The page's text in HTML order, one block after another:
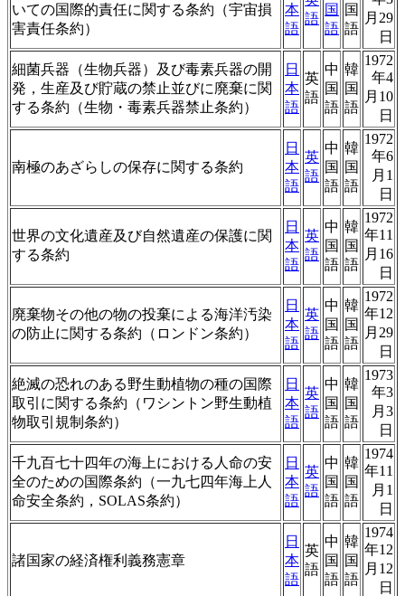
いての国際的責任に関する条約（宇宙損
害責任条約）
本
語
語
国
語
国
語
月29
日
細菌兵器（生物兵器）及び毒素兵器の開
発，生産及び貯蔵の禁止並びに廃棄に関
する条約（生物・毒素兵器禁止条約）
日
本
語
英
語
中
国
語
韓
国
語
1972
年4
月10
日
南極のあざらしの保存に関する条約
日
本
語
英
語
中
国
語
韓
国
語
1972
年6
月1
日
世界の文化遺産及び自然遺産の保護に関
する条約
日
本
語
英
語
中
国
語
韓
国
語
1972
年11
月16
日
廃棄物その他の物の投棄による海洋汚染
の防止に関する条約（ロンドン条約）
日
本
語
英
語
中
国
語
韓
国
語
1972
年12
月29
日
絶滅の恐れのある野生動植物の種の国際
取引に関する条約（ワシントン野生動植
物取引規制条約）
日
本
語
英
語
中
国
語
韓
国
語
1973
年3
月3
日
千九百七十四年の海上における人命の安
全のための国際条約（一九七四年海上人
命安全条約，SOLAS条約）
日
本
語
英
語
中
国
語
韓
国
語
1974
年11
月1
日
諸国家の経済権利義務憲章
日
本
語
英
語
中
国
語
韓
国
語
1974
年12
月12
日